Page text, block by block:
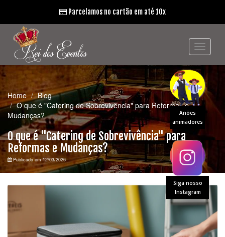
Anões
animadores
Siga nosso
Instagram
Parcelamos no cartão em até 10x
Home
Blog
O que é "Catering de Sobrevivência" para Reformas e
Mudanças?
O que é "Catering de Sobrevivência" para
Reformas e Mudanças?
Publicado em 12/03/2026